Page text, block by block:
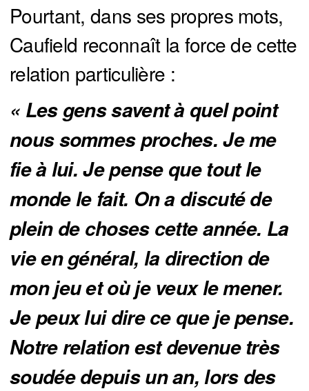
Pourtant, dans ses propres mots,
Caufield reconnaît la force de cette
relation particulière :
« Les gens savent à quel point
nous sommes proches. Je me
fie à lui. Je pense que tout le
monde le fait. On a discuté de
plein de choses cette année. La
vie en général, la direction de
mon jeu et où je veux le mener.
Je peux lui dire ce que je pense.
Notre relation est devenue très
soudée depuis un an, lors des